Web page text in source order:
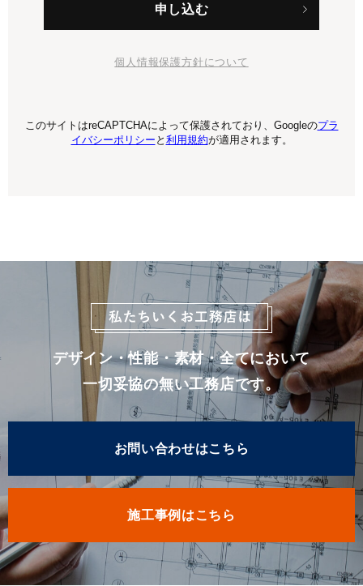
個人情報保護方針について
このサイトはreCAPTCHAによって保護されており、Googleのプラ
イバシーポリシー と 利用規約が適用されます。
デザイン・性能・素材・全てにおいて
一切妥協の無い工務店です。
お問い合わせはこちら
施工事例はこちら